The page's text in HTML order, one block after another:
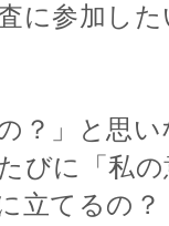
に参加し
？」と思
びに「私
立てるの